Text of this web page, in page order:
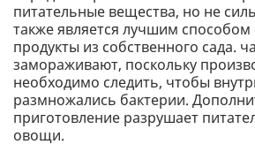
питательные вещества, но не
также является лучшим способом
продукты из собственного сада.
замораживают, поскольку
необходимо следить, чтобы
размножались бактерии.
приготовление разрушает
овощи.